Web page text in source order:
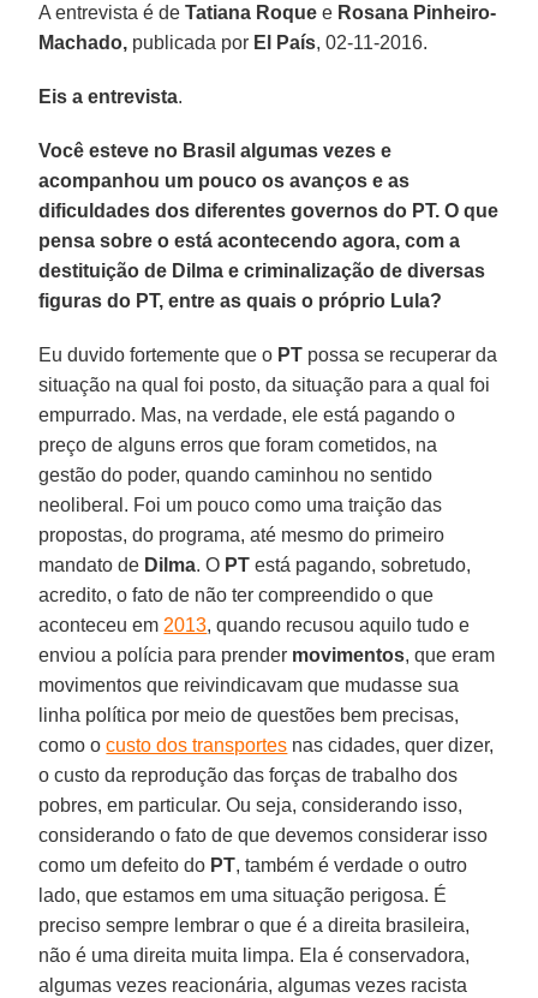
A entrevista é deTatiana Roque e Rosana Pinheiro-
Machado, publicada por El País, 02-11-2016.
Eis a entrevista.
Você esteve no Brasil algumas vezes e
acompanhou um pouco os avanços e as
dificuldades dos diferentes governos do PT. O que
pensa sobre o está acontecendo agora, com a
destituição de Dilma e criminalização de diversas
figuras do PT, entre as quais o próprio Lula?
Eu duvido fortemente que o PT possa se recuperar da
situação na qual foi posto, da situação para a qual foi
empurrado. Mas, na verdade, ele está pagando o
preço de alguns erros que foram cometidos, na
gestão do poder, quando caminhou no sentido
neoliberal. Foi um pouco como uma traição das
propostas, do programa, até mesmo do primeiro
mandato de Dilma. O PT está pagando, sobretudo,
acredito, o fato de não ter compreendido o que
aconteceu em 2013, quando recusou aquilo tudo e
enviou a polícia para prender movimentos, que eram
movimentos que reivindicavam que mudasse sua
linha política por meio de questões bem precisas,
como o custo dos transportes nas cidades, quer dizer,
o custo da reprodução das forças de trabalho dos
pobres, em particular. Ou seja, considerando isso,
considerando o fato de que devemos considerar isso
como um defeito do PT, também é verdade o outro
lado, que estamos em uma situação perigosa. É
preciso sempre lembrar o que é a direita brasileira,
não é uma direita muita limpa. Ela é conservadora,
algumas vezes reacionária, algumas vezes racista